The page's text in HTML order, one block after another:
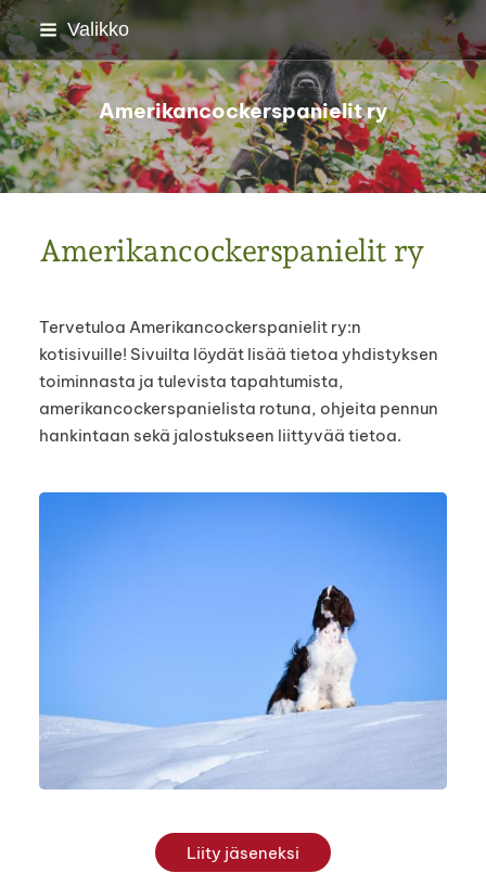
Siirry
sivun
sisältöön
Valikko
Amerikancockerspanielit ry
Amerikancockerspanielit ry
Tervetuloa Amerikancockerspanielit ry:n
kotisivuille! Sivuilta löydät lisää tietoa yhdistyksen
toiminnasta ja tulevista tapahtumista,
amerikancockerspanielista rotuna, ohjeita pennun
hankintaan sekä jalostukseen liittyvää tietoa.
Liity jäseneksi